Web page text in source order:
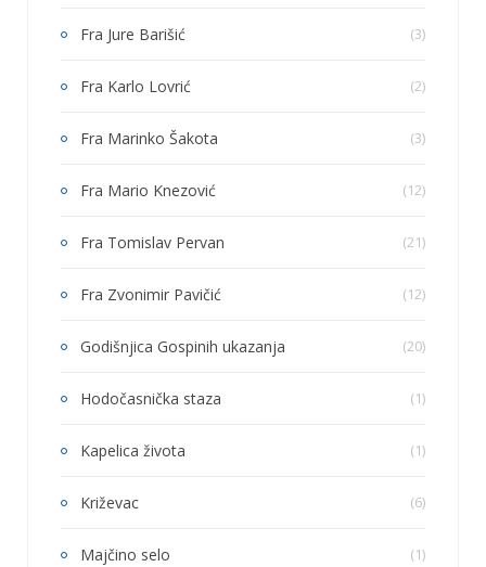
Fra Jure Barišić (3)
Fra Karlo Lovrić (2)
Fra Marinko Šakota (3)
Fra Mario Knezović (12)
Fra Tomislav Pervan (21)
Fra Zvonimir Pavičić (12)
Godišnjica Gospinih ukazanja (20)
Hodočasnička staza (1)
Kapelica života (1)
Križevac (6)
Majčino selo (1)